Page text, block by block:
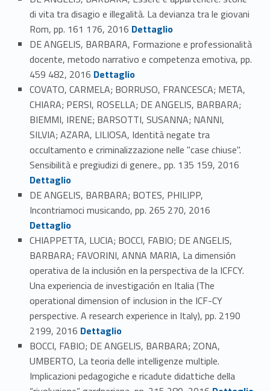
di vita tra disagio e illegalità. La devianza tra le giovani
Rom, pp. 161 176, 2016 Link identifier #identifier_person_70178-86
Dettaglio
DE ANGELIS, BARBARA, Formazione e professionalità
docente, metodo narrativo e competenza emotiva, pp.
459 482, 2016 Link identifier #identifier_person_160751-87
Dettaglio
COVATO, CARMELA; BORRUSO, FRANCESCA; META,
CHIARA; PERSI, ROSELLA; DE ANGELIS, BARBARA;
BIEMMI, IRENE; BARSOTTI, SUSANNA; NANNI,
SILVIA; AZARA, LILIOSA, Identità negate tra
occultamento e criminalizzazione nelle "case chiuse".
Sensibilità e pregiudizi di genere., pp. 135 159, 2016
Dettaglio
DE ANGELIS, BARBARA; BOTES, PHILIPP,
Incontriamoci musicando, pp. 265 270, 2016
Dettaglio
CHIAPPETTA, LUCIA; BOCCI, FABIO; DE ANGELIS,
BARBARA; FAVORINI, ANNA MARIA, La dimensión
operativa de la inclusión en la perspectiva de la ICFCY.
Una experiencia de investigación en Italia (The
operational dimension of inclusion in the ICF-CY
perspective. A research experience in Italy), pp. 2190
2199, 2016 Link identifier #identifier_person_128976-90
Dettaglio
BOCCI, FABIO; DE ANGELIS, BARBARA; ZONA,
UMBERTO, La teoria delle intelligenze multiple.
Implicazioni pedagogiche e ricadute didattiche della
Link identifier #identifier_person_91054-91